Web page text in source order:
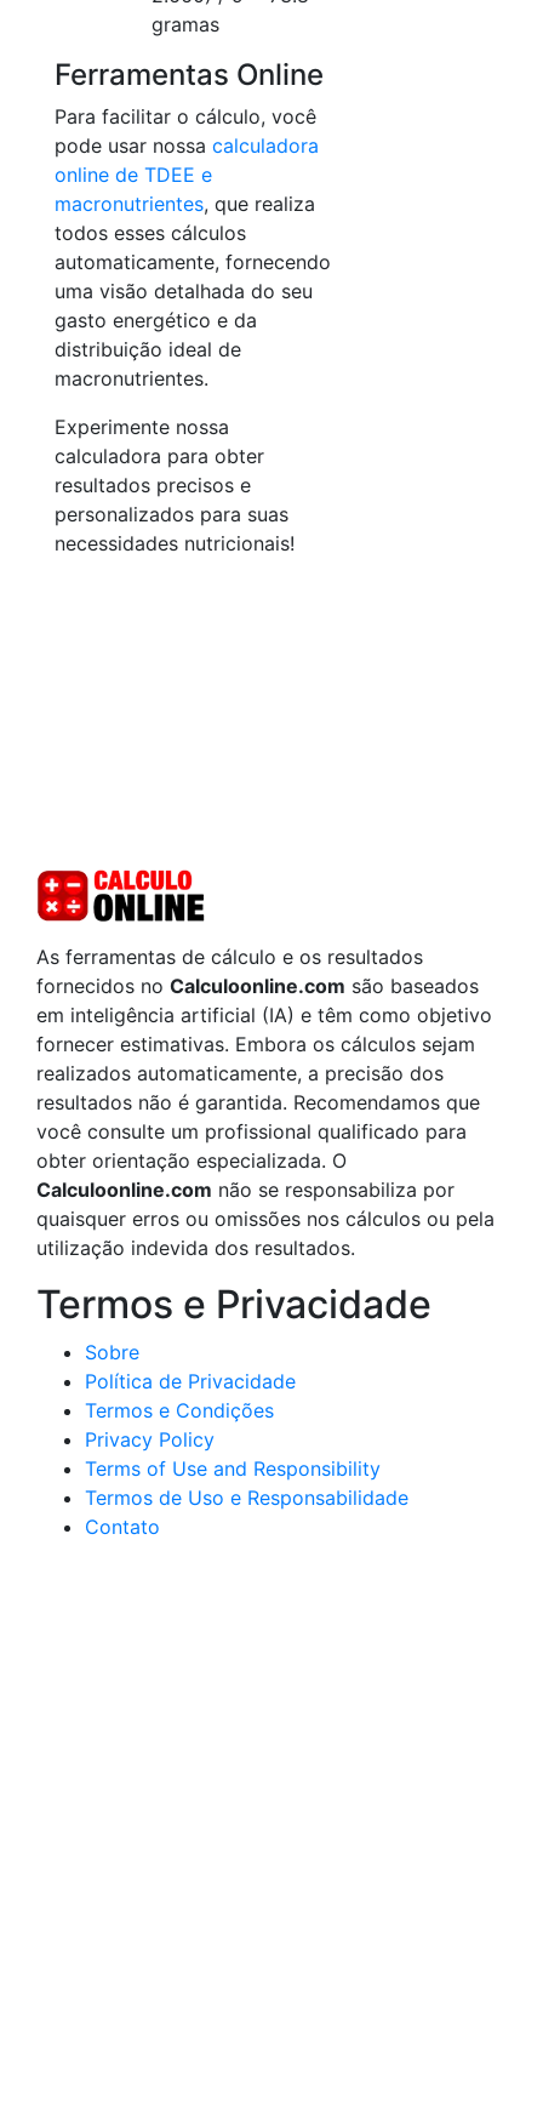
gramas
Ferramentas Online
Para facilitar o cálculo, você
pode usar nossa calculadora
online de TDEE e
macronutrientes, que realiza
todos esses cálculos
automaticamente, fornecendo
uma visão detalhada do seu
gasto energético e da
distribuição ideal de
macronutrientes.
Experimente nossa
calculadora para obter
resultados precisos e
personalizados para suas
necessidades nutricionais!
As ferramentas de cálculo e os resultados
fornecidos no Calculoonline.com são baseados
em inteligência artificial (IA) e têm como objetivo
fornecer estimativas. Embora os cálculos sejam
realizados automaticamente, a precisão dos
resultados não é garantida. Recomendamos que
você consulte um profissional qualificado para
obter orientação especializada. O
Calculoonline.com não se responsabiliza por
quaisquer erros ou omissões nos cálculos ou pela
utilização indevida dos resultados.
Termos e Privacidade
Sobre
Política de Privacidade
Termos e Condições
Privacy Policy
Terms of Use and Responsibility
Termos de Uso e Responsabilidade
Contato